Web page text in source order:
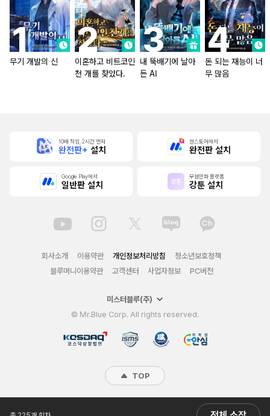
무기 개발의 신
이혼하고 비트코인
천 개를 찾았다.
내 뚝배기에 날아
든 AI
돈 되는 재능이 너
무 많음
10배 적립, 2시간 먼저
완전판+ 설치
원스토어에서
완전판 설치
Google Play에서
일반판 설치
무협만화 플랫폼
강툰 설치
회사소개 이용약관 개인정보처리방침
청소년보호정책
블루머니이용약관
고객센터 사업자정보 PC버전
미스터블루(주)
© Mr.Blue Corp. All rights reserved.
TOP